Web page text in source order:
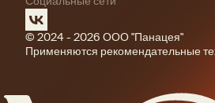
© 2024 - 2026 ООО "Панацея"
Применяются рекомендательные